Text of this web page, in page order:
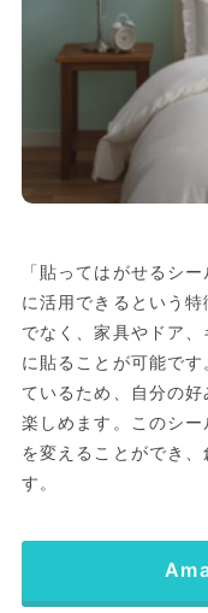
「貼ってはがせるシ
に活用できるという
でなく、家具やドア
に貼ることが可能で
ているため、自分の
楽しめます。このシ
を変えることができ
す。